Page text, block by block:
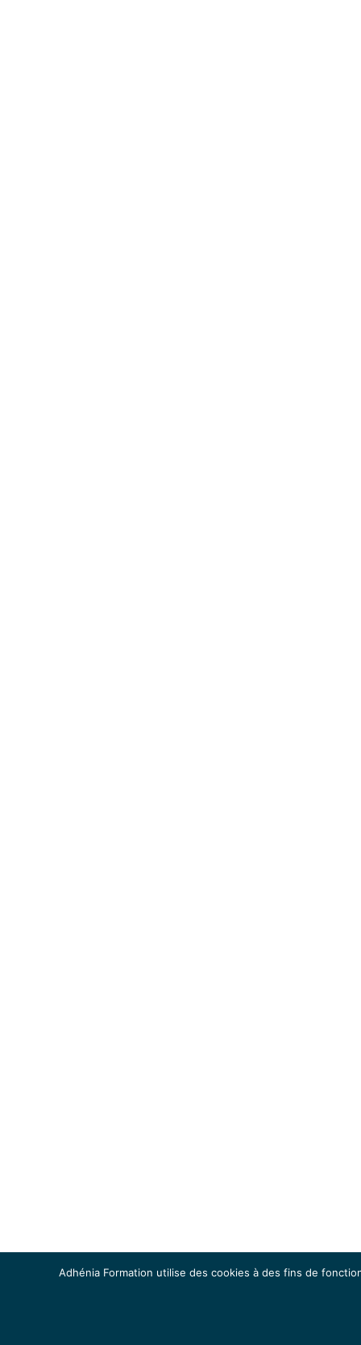
Adhénia Formation utilise des cookies à des fins de